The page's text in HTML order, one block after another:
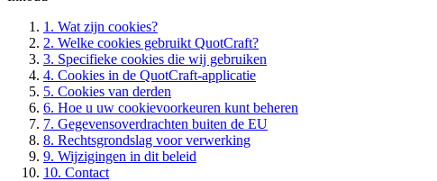
1. Wat zijn cookies?
2. Welke cookies gebruikt QuotCraft?
3. Specifieke cookies die wij gebruiken
4. Cookies in de QuotCraft-applicatie
5. Cookies van derden
6. Hoe u uw cookievoorkeuren kunt beheren
7. Gegevensoverdrachten buiten de EU
8. Rechtsgrondslag voor verwerking
9. Wijzigingen in dit beleid
10. Contact